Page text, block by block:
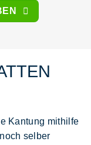
Kantung mithilfe
selber